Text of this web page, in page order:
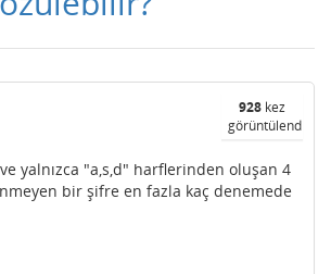
928 kez
görüntülendi
yalnızca "a,s,d" harflerinden oluşan 4
bir şifre en fazla kaç denemede